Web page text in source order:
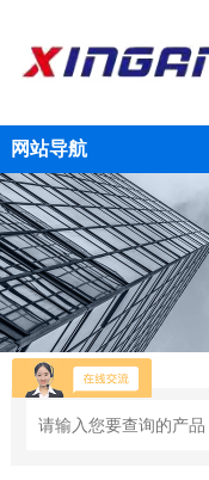
网站导航